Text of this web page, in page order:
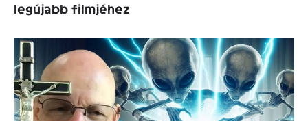
legújabb filmjéhez